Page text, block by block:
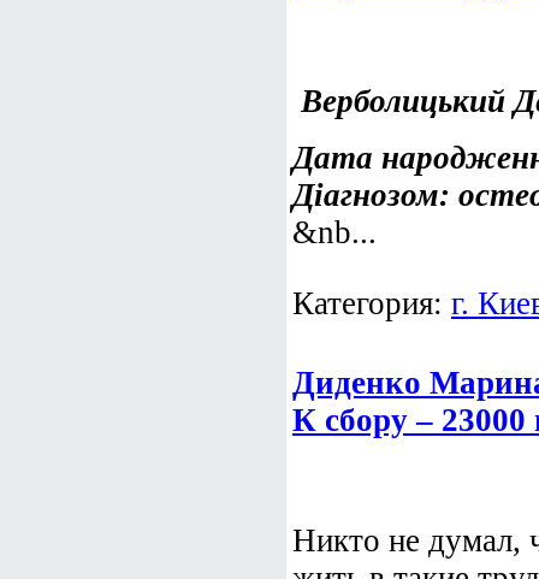
Верболицький
Дата
Діагнозом:
&nb...
Категория: г.
Диденко
К сбору – 23000
Никто не думал,